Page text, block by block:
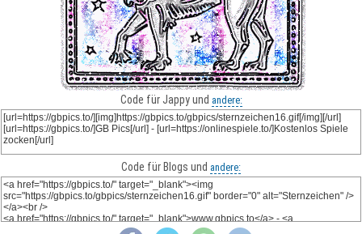
Code für Jappy und andere:
Code für Blogs und andere: